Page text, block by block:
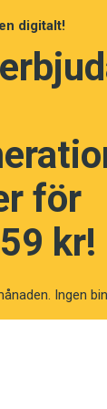
digitalt!
för
kr!
Ingen